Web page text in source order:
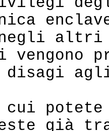
altri
vengono
disagi
già